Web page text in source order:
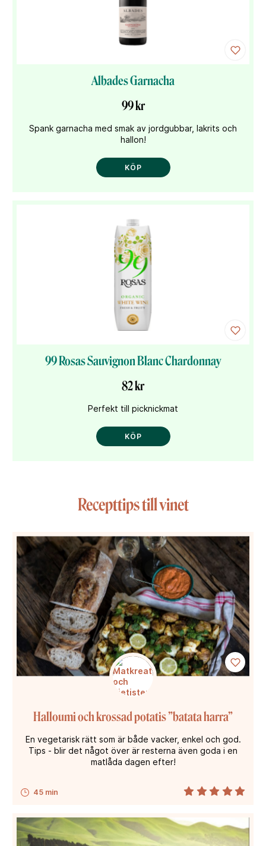
Albades Garnacha
99 kr
Spank garnacha med smak av jordgubbar, lakrits och
hallon!
KÖP
99 Rosas Sauvignon Blanc Chardonnay
82 kr
Perfekt till picknickmat
KÖP
Recepttips till vinet
45 min
Halloumi och krossad potatis ”batata harra”
En vegetarisk rätt som är både vacker, enkel och god.
Tips - blir det något över är resterna även goda i en
matlåda dagen efter!